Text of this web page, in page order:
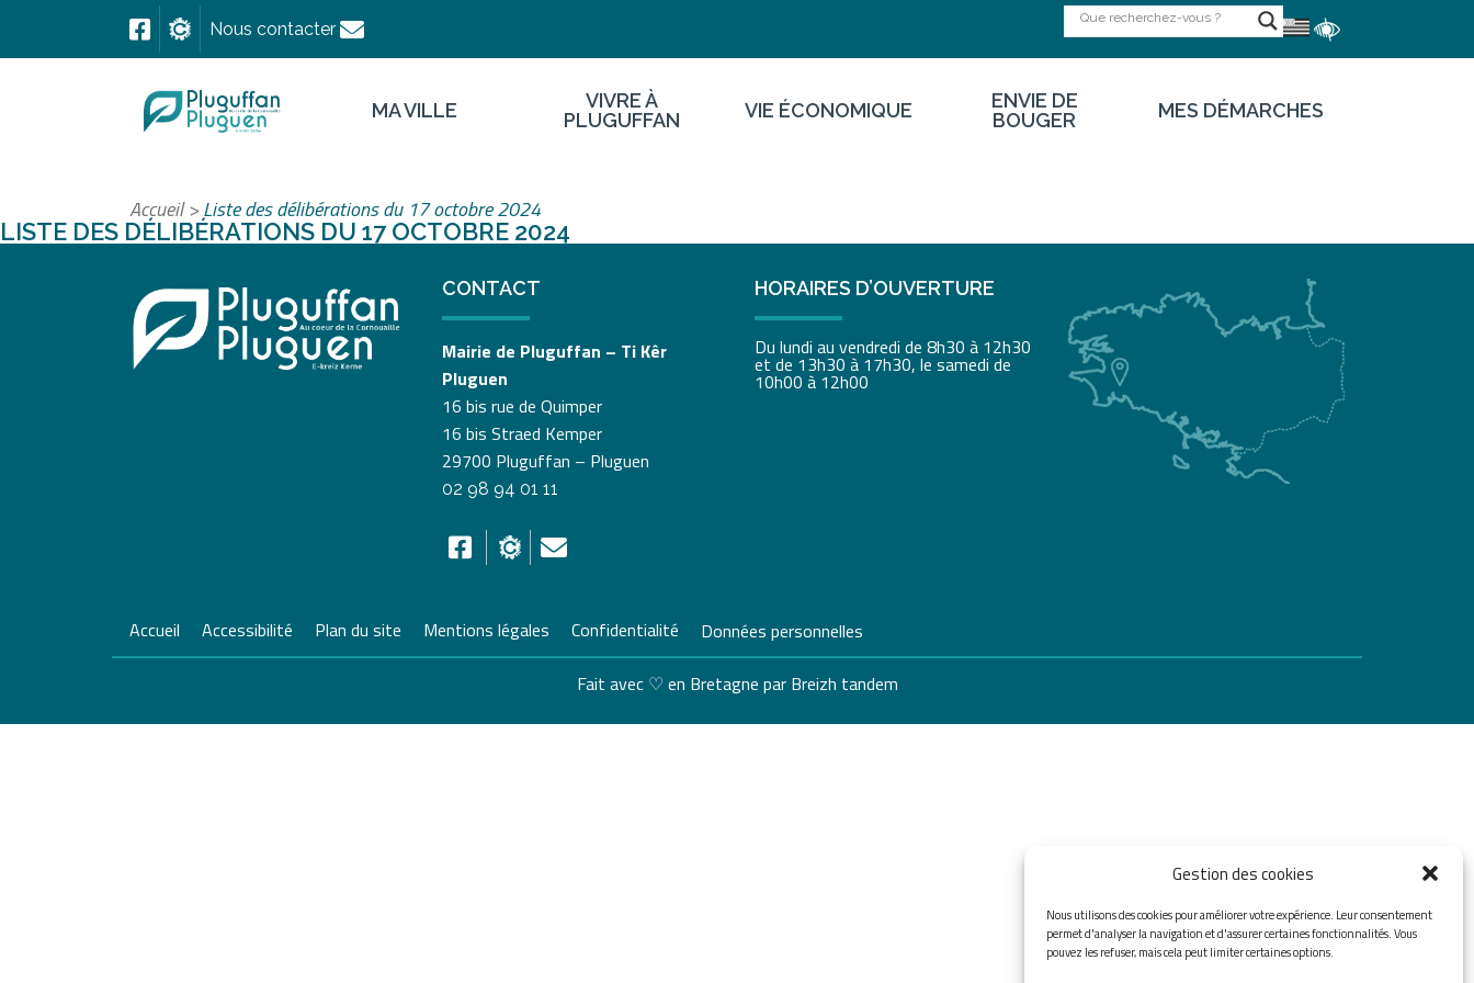
Gestion des cookies
Nous utilisons des cookies pour améliorer votre expérience. Leur consentement
permet d'analyser la navigation et d'assurer certaines fonctionnalités. Vous
pouvez les refuser, mais cela peut limiter certaines options.
Nous contacter
MA VILLE
VIVRE À
PLUGUFFAN
VIE ÉCONOMIQUE
ENVIE DE
BOUGER
MES DÉMARCHES
Accueil>Liste des délibérations du 17 octobre 2024
LISTE DES DÉLIBÉRATIONS DU 17 OCTOBRE 2024
CONTACT
Mairie de Pluguffan – Ti Kêr
Pluguen
16 bis rue de Quimper
16 bis Straed Kemper
29700 Pluguffan – Pluguen
02 98 94 01 11
HORAIRES D’OUVERTURE
Du lundi au vendredi de 8h30 à 12h30
et de 13h30 à 17h30, le samedi de
10h00 à 12h00
Accueil Accessibilité Plan du site Mentions légales Confidentialité Données personnelles
Fait avec ♡ en Bretagne par Breizh tandem